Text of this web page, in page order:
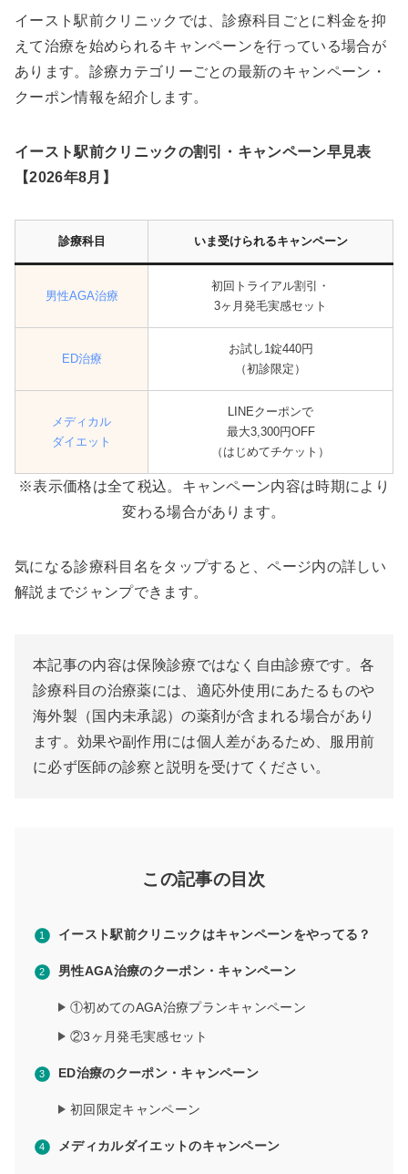
イースト駅前クリニックでは、診療科目ごとに料金を抑
えて治療を始められるキャンペーンを行っている場合が
あります。診療カテゴリーごとの最新のキャンペーン・
クーポン情報を紹介します。
イースト駅前クリニックの割引・キャンペーン早見表
【2026年8月】
診療科目 いま受けられるキャンペーン
男性AGA治療
初回トライアル割引・
3ヶ月発毛実感セット
ED治療
お試し1錠440円
（初診限定）
メディカル
ダイエット
LINEクーポンで
最大3,300円OFF
（はじめてチケット）
※表示価格は全て税込。キャンペーン内容は時期により
変わる場合があります。
気になる診療科目名をタップすると、ページ内の詳しい
解説までジャンプできます。
本記事の内容は保険診療ではなく自由診療です。各
診療科目の治療薬には、適応外使用にあたるものや
海外製（国内未承認）の薬剤が含まれる場合があり
ます。効果や副作用には個人差があるため、服用前
に必ず医師の診察と説明を受けてください。
この記事の目次
イースト駅前クリニックはキャンペーンをやってる？
男性AGA治療のクーポン・キャンペーン
①初めてのAGA治療プランキャンペーン
②3ヶ月発毛実感セット
ED治療のクーポン・キャンペーン
初回限定キャンペーン
メディカルダイエットのキャンペーン